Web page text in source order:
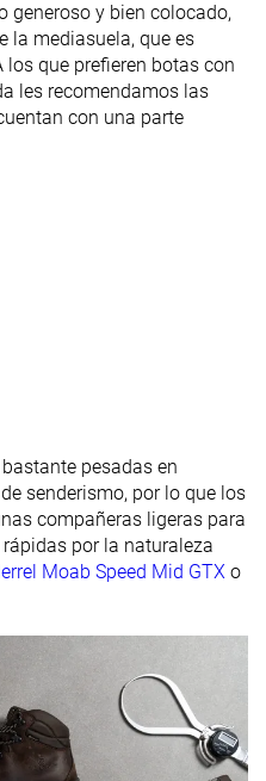
Impermeables Impermeables
Ante Ante
Media Media
4.0 mm 4.0 mm
generoso y bien colocado,
la mediasuela, que es
que prefieren botas con
les recomendamos las
con una parte
pesadas en
senderismo, por lo que los
compañeras ligeras para
por la naturaleza
Moab Speed Mid GTX o